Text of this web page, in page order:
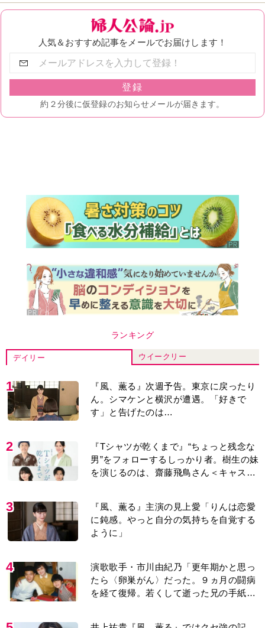
ランキング
デイリー ウイークリー
1
『風、薫る』次週予告。東京に戻ったり
ん。シマケンと横沢が遭遇。「好きで
す」と告げたのは…
2
『Tシャツが乾くまで』“ちょっと残念な
男”をフォローするしっかり者。樹生の妹
を演じるのは、齋藤飛鳥さん＜キャスト
3
『風、薫る』主演の見上愛「りんは恋愛
に鈍感。やっと自分の気持ちを自覚する
ように」
4
演歌歌手・市川由紀乃「更年期かと思っ
たら〈卵巣がん〉だった。９ヵ月の闘病
を経て復帰。若くして逝った兄の手紙を